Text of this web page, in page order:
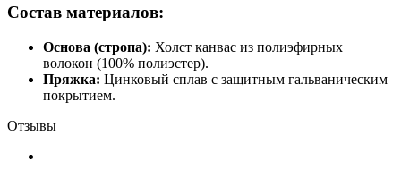
Состав материалов:
Основа (стропа): Холст канвас из полиэфирных
волокон (100% полиэстер).
Пряжка: Цинковый сплав с защитным гальваническим
покрытием.
Отзывы